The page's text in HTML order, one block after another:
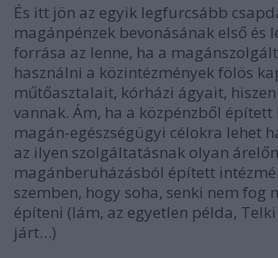
És itt jön az egyik legfurcsább
magánpénzek bevonásának első és
forrása az lenne, ha a
használni a közintézmények fölös
műtőasztalait, kórházi ágyait,
vannak. Ám, ha a közpénzből
magán-egészségügyi célokra lehet
az ilyen szolgáltatásnak olyan
magánberuházásból épített
szemben, hogy soha, senki nem fog
építeni (lám, az egyetlen példa,
járt…)